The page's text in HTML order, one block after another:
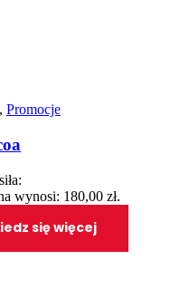
, Promocje
wynosi: 180,00 zł.
się więcej